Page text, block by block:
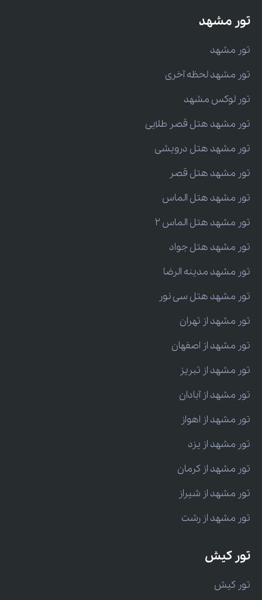
تور مشهد
تور مشهد
تور مشهد لحظه آخری
تور لوکس مشهد
تور مشهد هتل قصر طلایی
تور مشهد هتل درویشی
تور مشهد هتل قصر
تور مشهد هتل الماس
تور مشهد هتل الماس 2
تور مشهد هتل جواد
تور مشهد مدینه الرضا
تور مشهد هتل سی نور
تور مشهد از تهران
تور مشهد از اصفهان
تور مشهد از تبریز
تور مشهد از آبادان
تور مشهد از اهواز
تور مشهد از یزد
تور مشهد از کرمان
تور مشهد از شیراز
تور مشهد از رشت
تور کیش
تور کیش